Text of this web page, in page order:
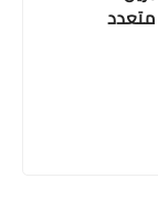
متعدد